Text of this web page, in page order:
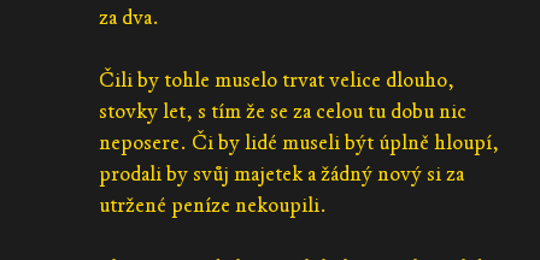
za dva.
Čili by tohle muselo trvat velice dlouho,
stovky let, s tím že se za celou tu dobu nic
neposere. Či by lidé museli být úplně hloupí,
prodali by svůj majetek a žádný nový si za
utržené peníze nekoupili.